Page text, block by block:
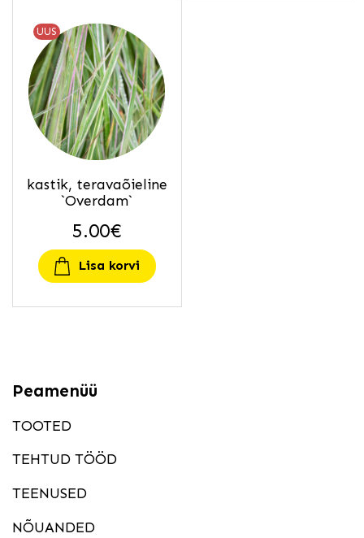
UUS
kastik, teravaõieline
`Overdam`
5.00€
Lisa korvi
Peamenüü
TOOTED
TEHTUD TÖÖD
TEENUSED
NÕUANDED